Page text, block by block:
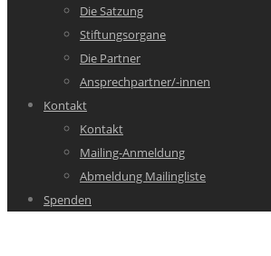
Die Satzung
Stiftungsorgane
Die Partner
Ansprechpartner/-innen
Kontakt
Kontakt
Mailing-Anmeldung
Abmeldung Mailingliste
Spenden